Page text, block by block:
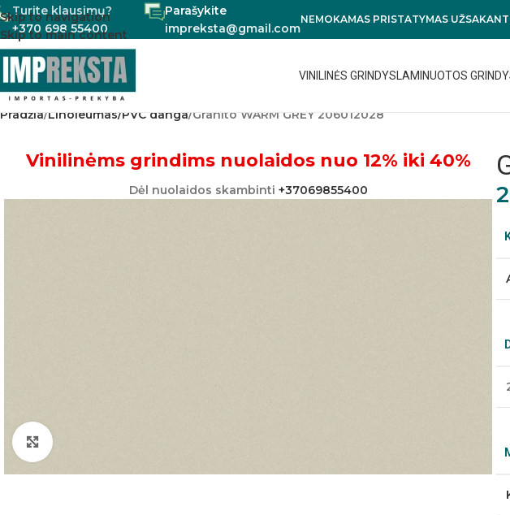
Skip to navigation
Skip to main content
Turite klausimų?
+370 698 55400
Parašykite
impreksta@gmail.com
NEMOKAMAS PRISTATYMAS
VINILINĖS GRINDYS LAMINUOTOS
Pradžia Linoleumas/PVC danga Granito WARM GREY 206012028
Vinilinėms grindims nuolaidos nuo 12% iki 40%
Dėl nuolaidos skambinti +37069855400